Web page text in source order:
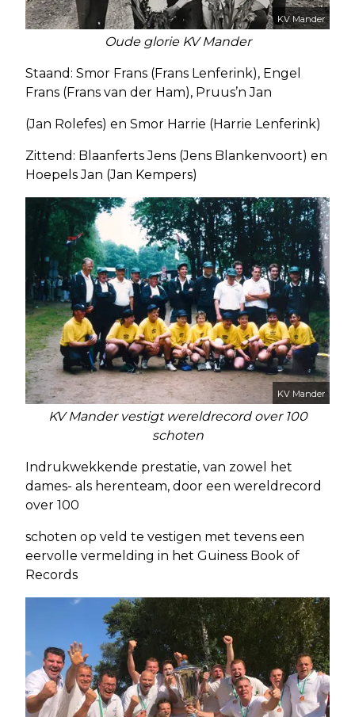
KV Mander
Oude glorie KV Mander
Staand: Smor Frans (Frans Lenferink), Engel
Frans (Frans van der Ham), Pruus’n Jan
(Jan Rolefes) en Smor Harrie (Harrie Lenferink)
Zittend: Blaanferts Jens (Jens Blankenvoort) en
Hoepels Jan (Jan Kempers)
KV Mander
KV Mander vestigt wereldrecord over 100
schoten
Indrukwekkende prestatie, van zowel het
dames- als herenteam, door een wereldrecord
over 100
schoten op veld te vestigen met tevens een
eervolle vermelding in het Guiness Book of
Records